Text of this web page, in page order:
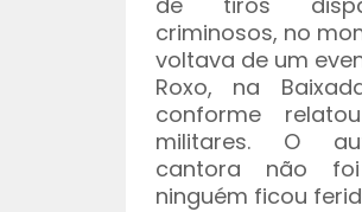
criminosos, no
voltava de um
Roxo, na
conforme
militares. O
cantora não
ninguém ficou